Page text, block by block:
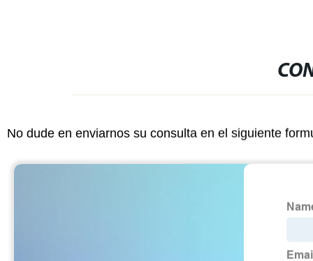
No dude en enviarnos su consulta en el siguiente